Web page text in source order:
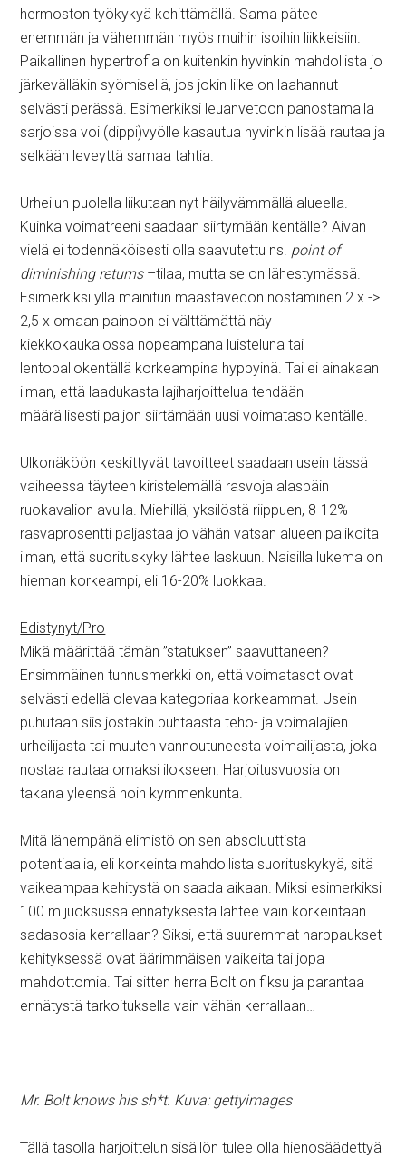
hermoston työkykyä kehittämällä. Sama pätee
enemmän ja vähemmän myös muihin isoihin liikkeisiin.
Paikallinen hypertrofia on kuitenkin hyvinkin mahdollista jo
järkevälläkin syömisellä, jos jokin liike on laahannut
selvästi perässä. Esimerkiksi leuanvetoon panostamalla
sarjoissa voi (dippi)vyölle kasautua hyvinkin lisää rautaa ja
selkään leveyttä samaa tahtia.
Urheilun puolella liikutaan nyt häilyvämmällä alueella.
Kuinka voimatreeni saadaan siirtymään kentälle? Aivan
vielä ei todennäköisesti olla saavutettu ns. point of
diminishing returns –tilaa, mutta se on lähestymässä.
Esimerkiksi yllä mainitun maastavedon nostaminen 2 x ->
2,5 x omaan painoon ei välttämättä näy
kiekkokaukalossa nopeampana luisteluna tai
lentopallokentällä korkeampina hyppyinä. Tai ei ainakaan
ilman, että laadukasta lajiharjoittelua tehdään
määrällisesti paljon siirtämään uusi voimataso kentälle.
Ulkonäköön keskittyvät tavoitteet saadaan usein tässä
vaiheessa täyteen kiristelemällä rasvoja alaspäin
ruokavalion avulla. Miehillä, yksilöstä riippuen, 8-12%
rasvaprosentti paljastaa jo vähän vatsan alueen palikoita
ilman, että suorituskyky lähtee laskuun. Naisilla lukema on
hieman korkeampi, eli 16-20% luokkaa.
Edistynyt/Pro
Mikä määrittää tämän ”statuksen” saavuttaneen?
Ensimmäinen tunnusmerkki on, että voimatasot ovat
selvästi edellä olevaa kategoriaa korkeammat. Usein
puhutaan siis jostakin puhtaasta teho- ja voimalajien
urheilijasta tai muuten vannoutuneesta voimailijasta, joka
nostaa rautaa omaksi ilokseen. Harjoitusvuosia on
takana yleensä noin kymmenkunta.
Mitä lähempänä elimistö on sen absoluuttista
potentiaalia, eli korkeinta mahdollista suorituskykyä, sitä
vaikeampaa kehitystä on saada aikaan. Miksi esimerkiksi
100 m juoksussa ennätyksestä lähtee vain korkeintaan
sadasosia kerrallaan? Siksi, että suuremmat harppaukset
kehityksessä ovat äärimmäisen vaikeita tai jopa
mahdottomia. Tai sitten herra Bolt on fiksu ja parantaa
ennätystä tarkoituksella vain vähän kerrallaan…
Mr. Bolt knows his sh*t. Kuva: gettyimages
Tällä tasolla harjoittelun sisällön tulee olla hienosäädettyä